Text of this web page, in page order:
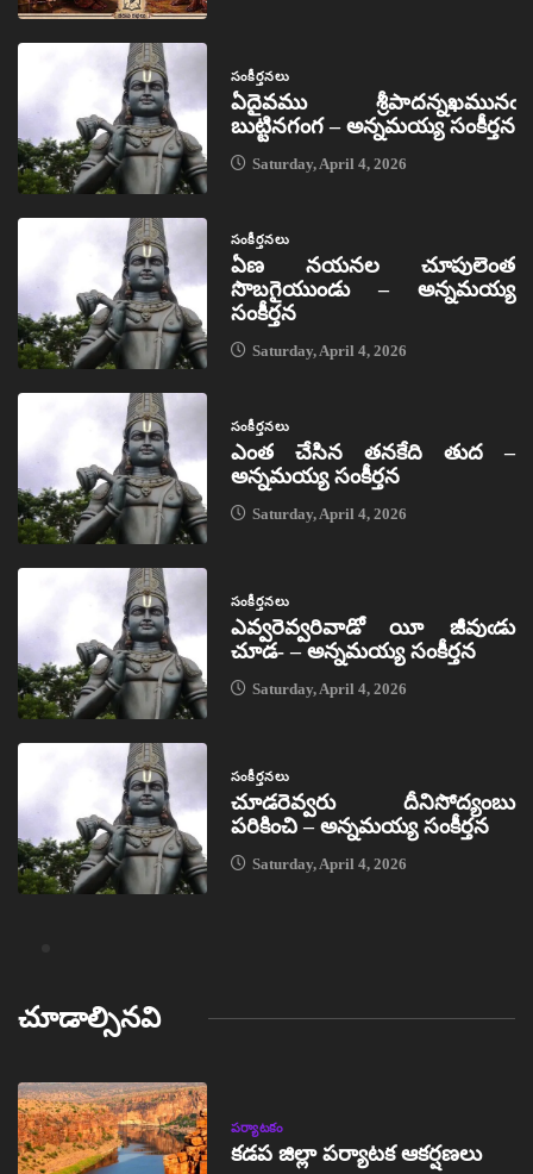
సంకీర్తనలు
ఏదైవము శ్రీపాదన్నఖమునఁ
బుట్టినగంగ – అన్నమయ్య సంకీర్తన
Saturday, April 4, 2026
సంకీర్తనలు
ఏణ నయనల చూపులెంత
సొబగైయుండు – అన్నమయ్య
సంకీర్తన
Saturday, April 4, 2026
సంకీర్తనలు
ఎంత చేసిన తనకేది తుద –
అన్నమయ్య సంకీర్తన
Saturday, April 4, 2026
సంకీర్తనలు
ఎవ్వరెవ్వరివాడో యీ జీవుఁడు
చూడ- – అన్నమయ్య సంకీర్తన
Saturday, April 4, 2026
సంకీర్తనలు
చూడరెవ్వరు దీనిసోద్యంబు
పరికించి – అన్నమయ్య సంకీర్తన
Saturday, April 4, 2026
చూడాల్సినవి
పర్యాటకం
కడప జిల్లా పర్యాటక ఆకర్షణలు